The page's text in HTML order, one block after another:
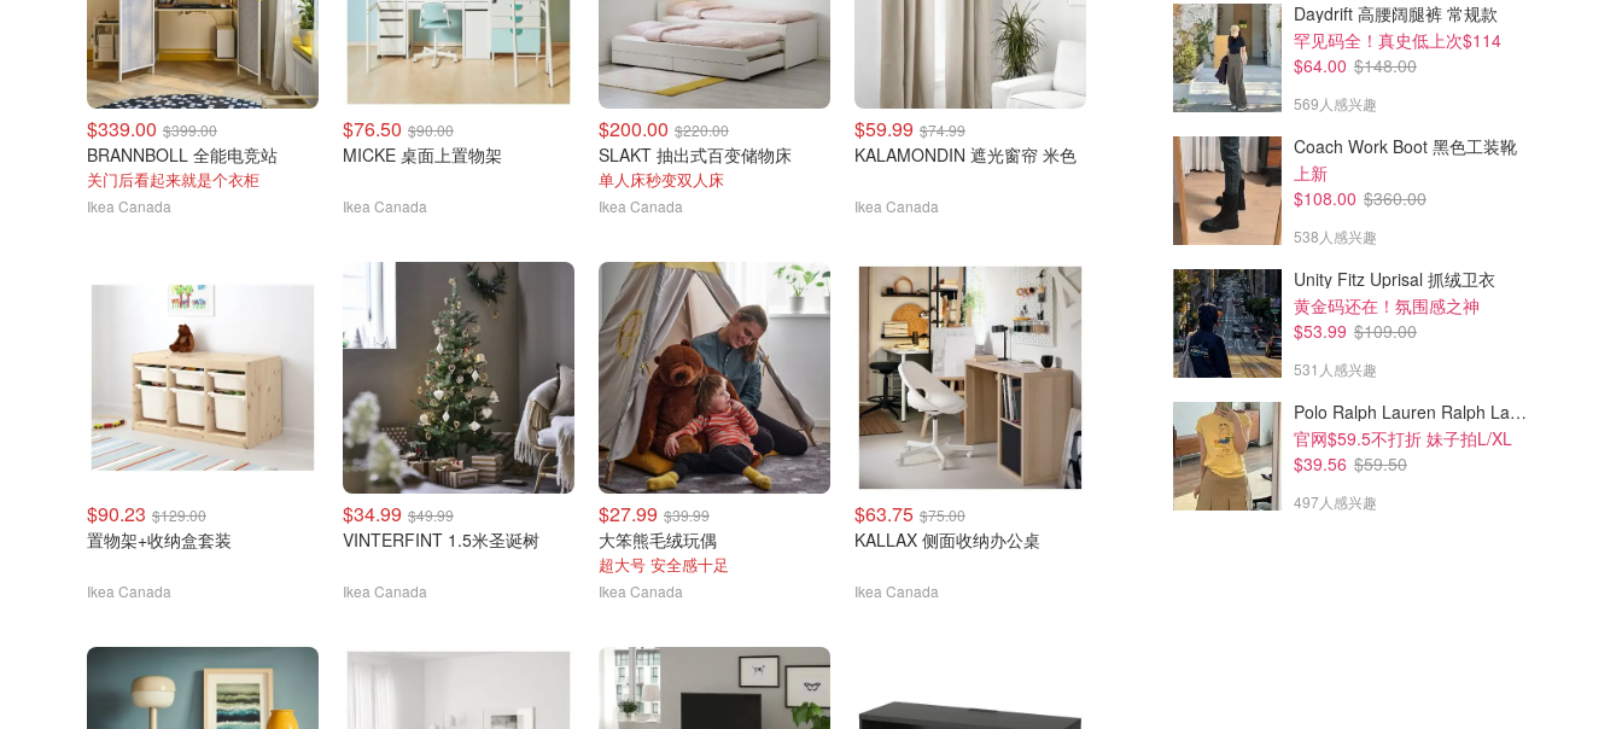
$339.00 $399.00
BRANNBOLL 全能电竞站
关门后看起来就是个衣柜
Ikea Canada
$76.50 $90.00
MICKE 桌面上置物架
Ikea Canada
$200.00 $220.00
SLAKT 抽出式百变储物床
单人床秒变双人床
Ikea Canada
$59.99 $74.99
KALAMONDIN 遮光窗帘 米色
Ikea Canada
$90.23 $129.00
置物架+收纳盒套装
Ikea Canada
$34.99 $49.99
VINTERFINT 1.5米圣诞树
Ikea Canada
$27.99 $39.99
大笨熊毛绒玩偶
超大号 安全感十足
Ikea Canada
$63.75 $75.00
KALLAX 侧面收纳办公桌
Ikea Canada
Daydrift 高腰阔腿裤 常规款
罕见码全！真史低上次$114
$64.00 $148.00
569人感兴趣
Coach Work Boot 黑色工装靴
上新
$108.00 $360.00
538人感兴趣
Unity Fitz Uprisal 抓绒卫衣
黄金码还在！氛围感之神
$53.99 $109.00
531人感兴趣
Polo Ralph Lauren Ralph Lauren Polo Bear 女童棉T恤 染色 1件
官网$59.5不打折 妹子拍L/XL
$39.56 $59.50
497人感兴趣